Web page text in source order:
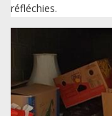
réfléchies.